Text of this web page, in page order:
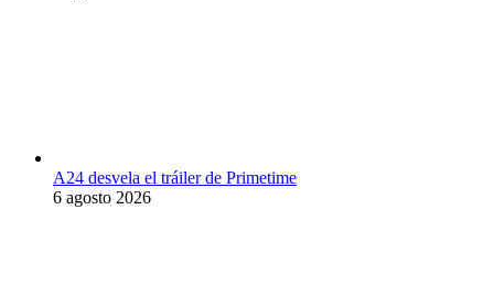
A24 desvela el tráiler de Primetime
6 agosto 2026